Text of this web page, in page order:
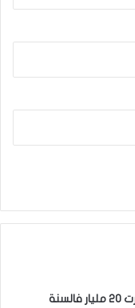
أيت منا: “الوداد اليوم عايشة بسبابي وخسرت 20 مليار فالسنة